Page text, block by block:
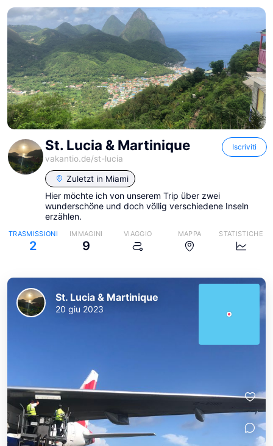
St. Lucia & Martinique
vakantio.de/st-lucia
Iscriviti
Zuletzt in Miami
Hier möchte ich von unserem Trip über zwei
wunderschöne und doch völlig verschiedene Inseln
erzählen.
TRASMISSIONI
2
IMMAGINI
9
VIAGGIO MAPPA STATISTICHE
St. Lucia & Martinique
20 giu 2023